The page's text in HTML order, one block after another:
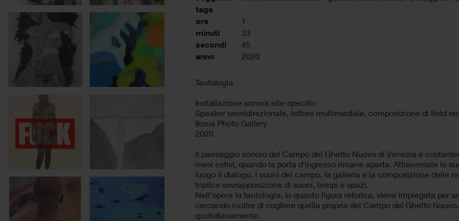
tags
ore
1
minuti 33
secondi 45
anno 2020
Tautologia
Installazione sonora site-specific
Speaker omnidirezionale, lettore multimediale, composizione di field
Ikona Photo Gallery
2020
Il paesaggio sonoro del Campo del Ghetto Nuovo di Venezia è
mesi estivi, quando la porta d’ingresso rimane aperta. Attraversate le
luogo il dialogo. I suoni del campo, la galleria e la composizione delle
triplice sovrapposizione di suoni, tempi e spazi.
Nell’opera la tautologia, in quanto figura retorica, viene impiegata per
cercando inoltre di cogliere quella propria del Campo del Ghetto
quotidianamente.